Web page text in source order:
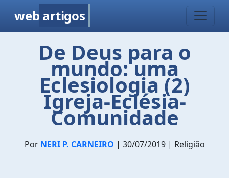
web artigos
De Deus para o
mundo: uma
Eclesiologia (2)
Igreja-Eclésia-
Comunidade
Por NERI P. CARNEIRO | 30/07/2019 | Religião